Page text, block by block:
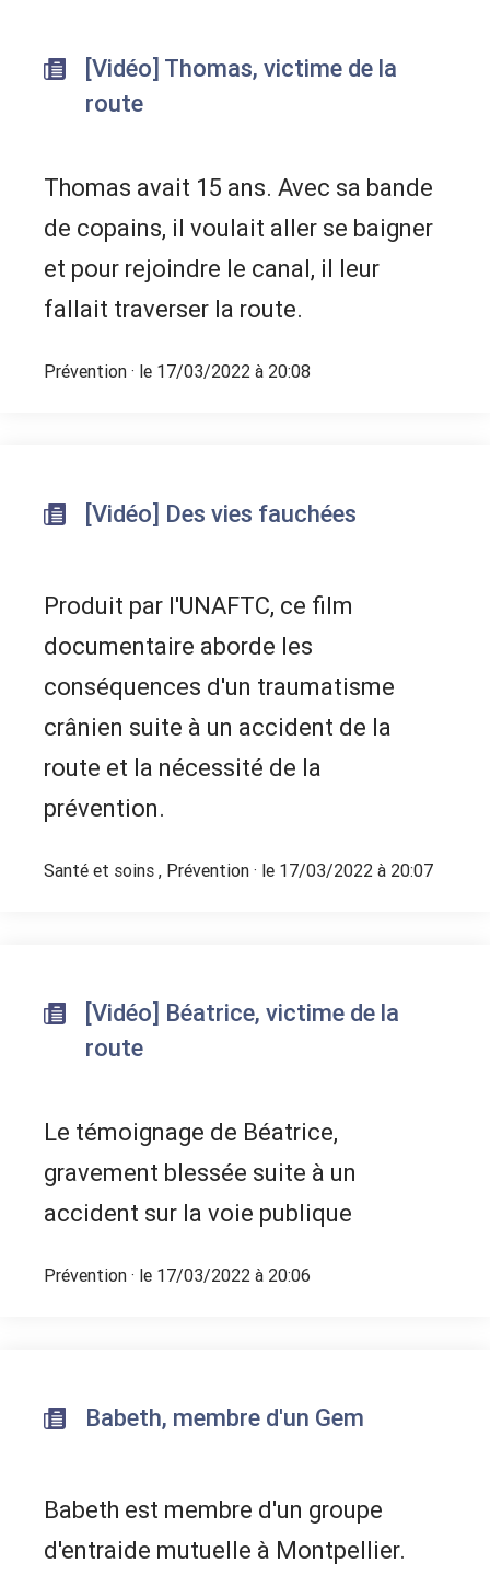
[Vidéo] Thomas, victime de la
route
Thomas avait 15 ans. Avec sa bande
de copains, il voulait aller se baigner
et pour rejoindre le canal, il leur
fallait traverser la route.
Prévention · le 17/03/2022 à 20:08
[Vidéo] Des vies fauchées
Produit par l'UNAFTC, ce film
documentaire aborde les
conséquences d'un traumatisme
crânien suite à un accident de la
route et la nécessité de la
prévention.
Santé et soins , Prévention · le 17/03/2022 à 20:07
[Vidéo] Béatrice, victime de la
route
Le témoignage de Béatrice,
gravement blessée suite à un
accident sur la voie publique
Prévention · le 17/03/2022 à 20:06
Babeth, membre d'un Gem
Babeth est membre d'un groupe
d'entraide mutuelle à Montpellier.